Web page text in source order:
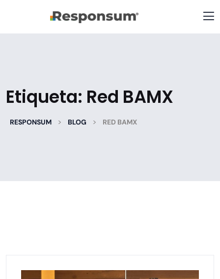
Etiqueta: Red BAMX
RESPONSUM > BLOG > RED BAMX